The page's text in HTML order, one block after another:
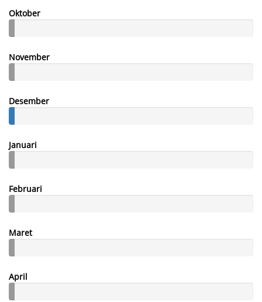
Oktober
November
Desember
Januari
Februari
Maret
April